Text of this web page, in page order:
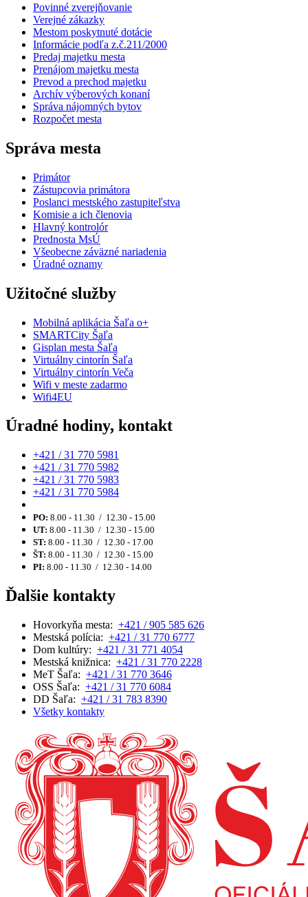
Povinné zverejňovanie
Verejné zákazky
Mestom poskytnuté dotácie
Informácie podľa z.č.211/2000
Predaj majetku mesta
Prenájom majetku mesta
Prevod a prechod majetku
Archív výberových konaní
Správa nájomných bytov
Rozpočet mesta
Správa mesta
Primátor
Zástupcovia primátora
Poslanci mestského zastupiteľstva
Komisie a ich členovia
Hlavný kontrolór
Prednosta MsÚ
Všeobecne záväzné nariadenia
Úradné oznamy
Užitočné služby
Mobilná aplikácia Šaľa o+
SMARTCity Šaľa
Gisplan mesta Šaľa
Virtuálny cintorín Šaľa
Virtuálny cintorín Veča
Wifi v meste zadarmo
Wifi4EU
Úradné hodiny, kontakt
+421 / 31 770 5981
+421 / 31 770 5982
+421 / 31 770 5983
+421 / 31 770 5984
PO: 8.00 - 11.30 / 12.30 - 15.00
UT: 8.00 - 11.30 / 12.30 - 15.00
ST: 8.00 - 11.30 / 12.30 - 17.00
ŠT: 8.00 - 11.30 / 12.30 - 15.00
PI: 8.00 - 11.30 / 12.30 - 14.00
Ďalšie kontakty
Hovorkyňa mesta: +421 / 905 585 626
Mestská polícia: +421 / 31 770 6777
Dom kultúry: +421 / 31 771 4054
Mestská knižnica: +421 / 31 770 2228
MeT Šaľa: +421 / 31 770 3646
OSS Šaľa: +421 / 31 770 6084
DD Šaľa: +421 / 31 783 8390
Všetky kontakty